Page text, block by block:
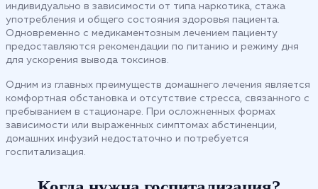
индивидуально в зависимости от типа наркотика, стажа
употребления и общего состояния здоровья пациента.
Одновременно с медикаментозным лечением пациенту
предоставляются рекомендации по питанию и режиму дня
для ускорения вывода токсинов.
Одним из главных преимуществ домашнего лечения является
комфортная обстановка и отсутствие стресса, связанного с
пребыванием в стационаре. При осложненных формах
зависимости или выраженных симптомах абстиненции,
домашних инфузий недостаточно и потребуется
госпитализация.